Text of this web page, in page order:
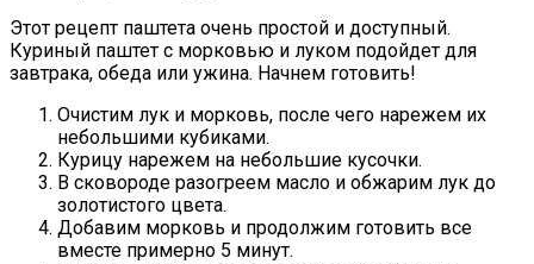
Этот рецепт паштета очень простой и доступный.
Куриный паштет с морковью и луком подойдет для
завтрака, обеда или ужина. Начнем готовить!
Очистим лук и морковь, после чего нарежем их
небольшими кубиками.
Курицу нарежем на небольшие кусочки.
В сковороде разогреем масло и обжарим лук до
золотистого цвета.
Добавим морковь и продолжим готовить все
вместе примерно 5 минут.